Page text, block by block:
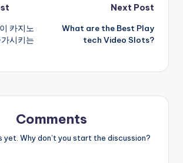
카지노
시키는
Next Post
What are the Best Play
tech Video Slots?
Comments
yet. Why don’t you start the discussion?